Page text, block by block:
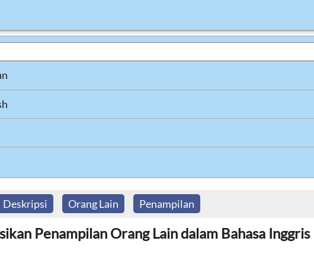
Deskripsi Orang Lain Penampilan
Penampilan Orang Lain dalam Bahasa Inggris